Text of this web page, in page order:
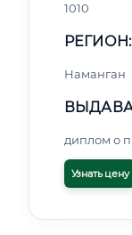
1010
РЕГИОН:
Наманган
диплом о
Узнать цену